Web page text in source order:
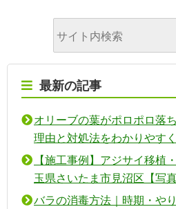
最新の記事
オリーブの葉がポロポロ落
理由と対処法をわかりやす
【施工事例】アジサイ移植
玉県さいたま市見沼区【写
バラの消毒方法｜時期・や